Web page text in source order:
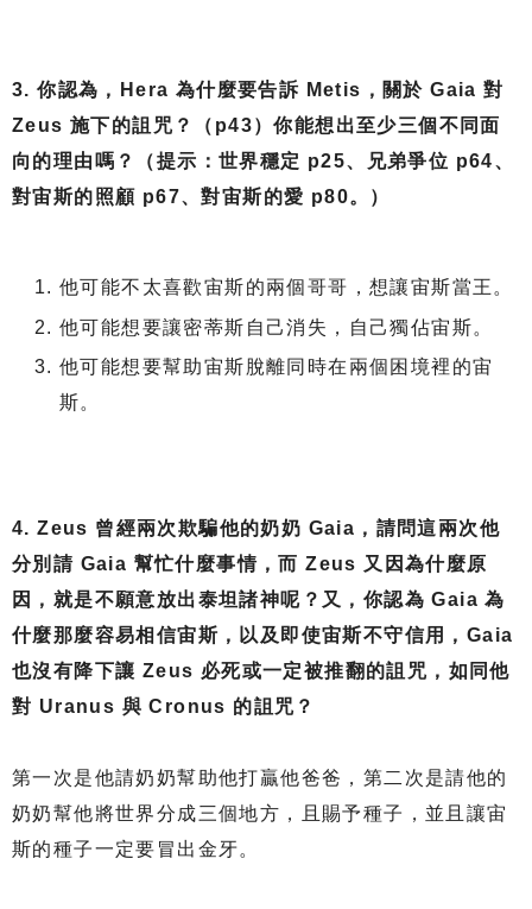
3. 你認為，Hera 為什麼要告訴 Metis，關於 Gaia 對
Zeus 施下的詛咒？（p43）你能想出至少三個不同面
向的理由嗎？（提示：世界穩定 p25、兄弟爭位 p64、
對宙斯的照顧 p67、對宙斯的愛 p80。）
他可能不太喜歡宙斯的兩個哥哥，想讓宙斯當王。
他可能想要讓密蒂斯自己消失，自己獨佔宙斯。
他可能想要幫助宙斯脫離同時在兩個困境裡的宙
斯。
4. Zeus 曾經兩次欺騙他的奶奶 Gaia，請問這兩次他
分別請 Gaia 幫忙什麼事情，而 Zeus 又因為什麼原
因，就是不願意放出泰坦諸神呢？又，你認為 Gaia 為
什麼那麼容易相信宙斯，以及即使宙斯不守信用，Gaia
也沒有降下讓 Zeus 必死或一定被推翻的詛咒，如同他
對 Uranus 與 Cronus 的詛咒？
第一次是他請奶奶幫助他打贏他爸爸，第二次是請他的
奶奶幫他將世界分成三個地方，且賜予種子，並且讓宙
斯的種子一定要冒出金牙。